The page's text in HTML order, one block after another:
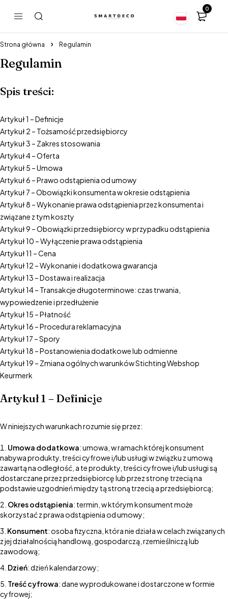
0
Strona główna Regulamin
Regulamin
Spis treści:
Artykuł 1 – Definicje
Artykuł 2 – Tożsamość przedsiębiorcy
Artykuł 3 – Zakres stosowania
Artykuł 4 – Oferta
Artykuł 5 – Umowa
Artykuł 6 – Prawo odstąpienia od umowy
Artykuł 7 – Obowiązki konsumenta w okresie odstąpienia
Artykuł 8 – Wykonanie prawa odstąpienia przez konsumenta i
związane z tym koszty
Artykuł 9 – Obowiązki przedsiębiorcy w przypadku odstąpienia
Artykuł 10 – Wyłączenie prawa odstąpienia
Artykuł 11 – Cena
Artykuł 12 – Wykonanie i dodatkowa gwarancja
Artykuł 13 – Dostawa i realizacja
Artykuł 14 – Transakcje długoterminowe: czas trwania,
wypowiedzenie i przedłużenie
Artykuł 15 – Płatność
Artykuł 16 – Procedura reklamacyjna
Artykuł 17 – Spory
Artykuł 18 – Postanowienia dodatkowe lub odmienne
Artykuł 19 – Zmiana ogólnych warunków Stichting Webshop
Keurmerk
Artykuł 1 – Definicje
W niniejszych warunkach rozumie się przez:
Umowa dodatkowa: umowa, w ramach której konsument
nabywa produkty, treści cyfrowe i/lub usługi w związku z umową
zawartą na odległość, a te produkty, treści cyfrowe i/lub usługi są
dostarczane przez przedsiębiorcę lub przez stronę trzecią na
podstawie uzgodnień między tą stroną trzecią a przedsiębiorcą;
Okres odstąpienia: termin, w którym konsument może
skorzystać z prawa odstąpienia od umowy;
Konsument: osoba fizyczna, która nie działa w celach związanych
z jej działalnością handlową, gospodarczą, rzemieślniczą lub
zawodową;
Dzień: dzień kalendarzowy;
Treść cyfrowa: dane wyprodukowane i dostarczone w formie
cyfrowej;